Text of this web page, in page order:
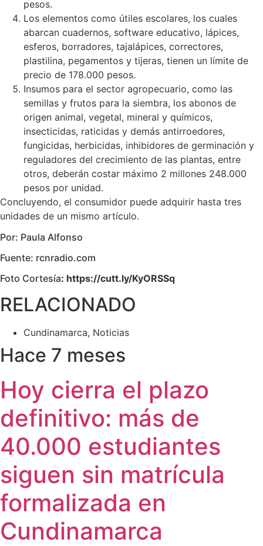
pesos.
Los elementos como útiles escolares, los cuales
abarcan cuadernos, software educativo, lápices,
esferos, borradores, tajalápices, correctores,
plastilina, pegamentos y tijeras, tienen un límite de
precio de 178.000 pesos.
Insumos para el sector agropecuario, como las
semillas y frutos para la siembra, los abonos de
origen animal, vegetal, mineral y químicos,
insecticidas, raticidas y demás antirroedores,
fungicidas, herbicidas, inhibidores de germinación y
reguladores del crecimiento de las plantas, entre
otros, deberán costar máximo 2 millones 248.000
pesos por unidad.
Concluyendo, el consumidor puede adquirir hasta tres
unidades de un mismo artículo.
Por: Paula Alfonso
Fuente: rcnradio.com
Foto Cortesía: https://cutt.ly/KyORSSq
RELACIONADO
Cundinamarca, Noticias
Hace 7 meses
Hoy cierra el plazo
definitivo: más de
40.000 estudiantes
siguen sin matrícula
formalizada en
Cundinamarca